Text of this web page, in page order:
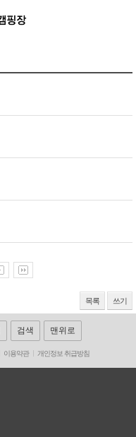
목록 쓰기
검색 맨위로
이용약관 개인정보 취급방침